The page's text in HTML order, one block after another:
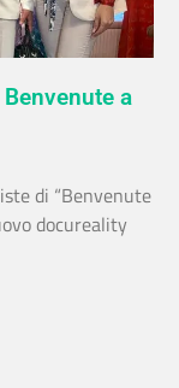
a
di “Benvenute
docureality